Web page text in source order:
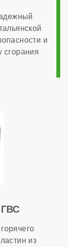
и
сгорания
из